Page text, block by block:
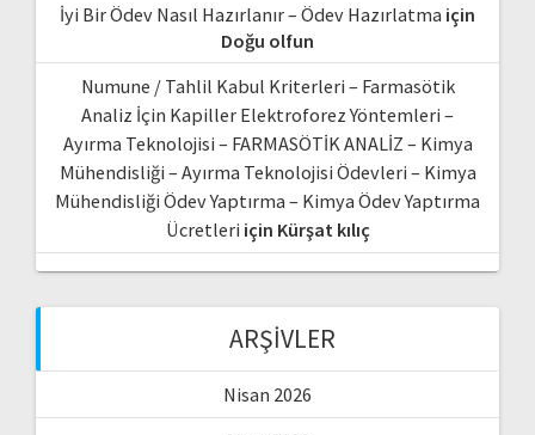
İyi Bir Ödev Nasıl Hazırlanır – Ödev Hazırlatma için
Doğu olfun
Numune / Tahlil Kabul Kriterleri – Farmasötik
Analiz İçin Kapiller Elektroforez Yöntemleri –
Ayırma Teknolojisi – FARMASÖTİK ANALİZ – Kimya
Mühendisliği – Ayırma Teknolojisi Ödevleri – Kimya
Mühendisliği Ödev Yaptırma – Kimya Ödev Yaptırma
Ücretleri için Kürşat kılıç
ARŞIVLER
Nisan 2026